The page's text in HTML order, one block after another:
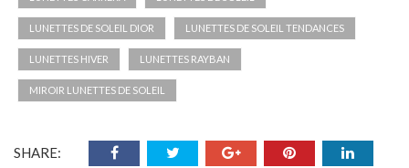
LUNETTES DE SOLEIL DIOR LUNETTES DE SOLEIL TENDANCES
LUNETTES HIVER LUNETTES RAYBAN
MIROIR LUNETTES DE SOLEIL
SHARE: